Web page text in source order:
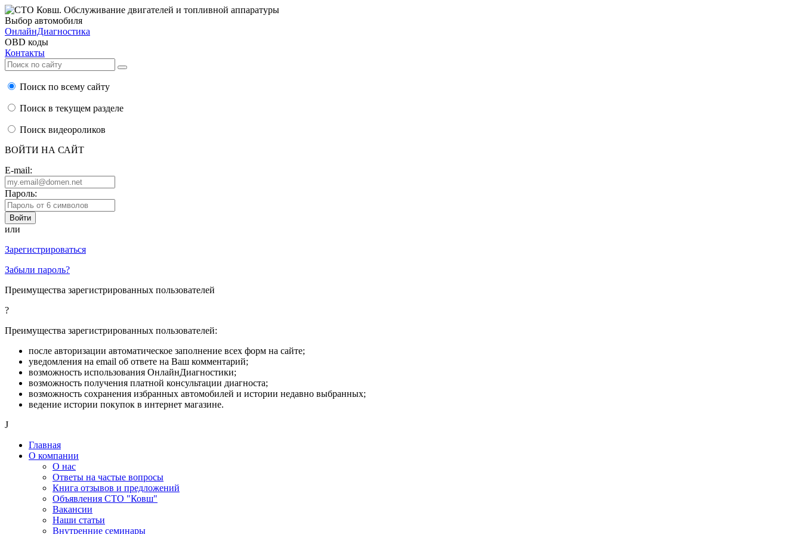
Выбор автомобиля
ОнлайнДиагностика
OBD коды
Контакты
Поиск по всему сайту
Поиск в текущем разделе
Поиск видеороликов
ВОЙТИ НА САЙТ
E-mail:
Пароль:
или
Зарегистрироваться
Забыли пароль?
Преимущества зарегистрированных пользователей
?
Преимущества зарегистрированных пользователей:
после авторизации автоматическое заполнение всех форм на сайте;
уведомления на email об ответе на Ваш комментарий;
возможность использования ОнлайнДиагностики;
возможность получения платной консультации диагноста;
возможность сохранения избранных автомобилей и истории недавно выбранных;
ведение истории покупок в интернет магазине.
J
Главная
О компании
О нас
Ответы на частые вопросы
Книга отзывов и предложений
Объявления СТО "Ковш"
Вакансии
Наши статьи
Внутренние семинары